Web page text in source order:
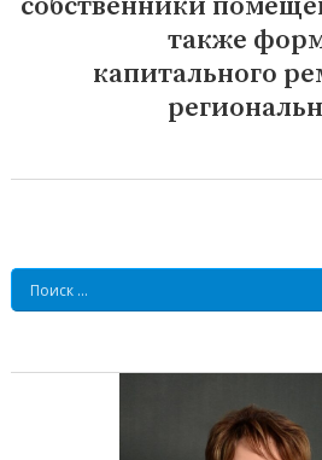
собственники
также
капитального